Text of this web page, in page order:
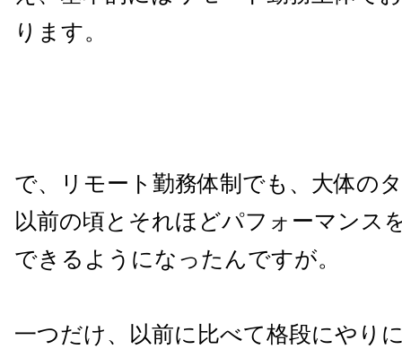
ります。
で、リモート勤務体制でも、大体の
以前の頃とそれほどパフォーマンス
できるようになったんですが。
一つだけ、以前に比べて格段にやり